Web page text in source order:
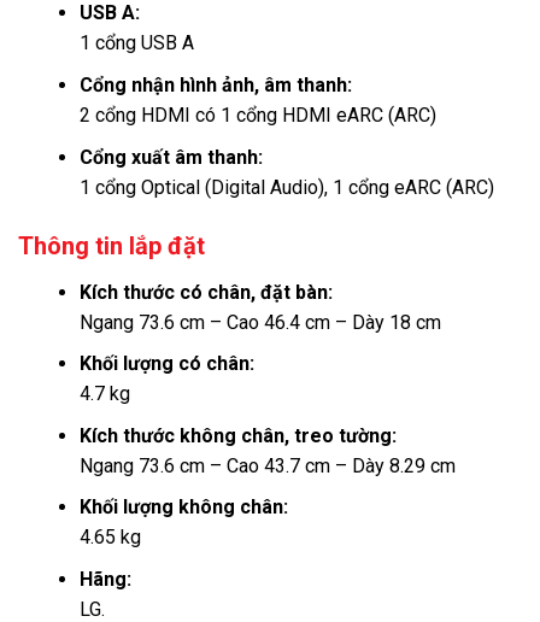
USB A:
1 cổng USB A
Cổng nhận hình ảnh, âm thanh:
2 cổng HDMI có 1 cổng HDMI eARC (ARC)
Cổng xuất âm thanh:
1 cổng Optical (Digital Audio), 1 cổng eARC (ARC)
Thông tin lắp đặt
Kích thước có chân, đặt bàn:
Ngang 73.6 cm – Cao 46.4 cm – Dày 18 cm
Khối lượng có chân:
4.7 kg
Kích thước không chân, treo tường:
Ngang 73.6 cm – Cao 43.7 cm – Dày 8.29 cm
Khối lượng không chân:
4.65 kg
Hãng:
LG.